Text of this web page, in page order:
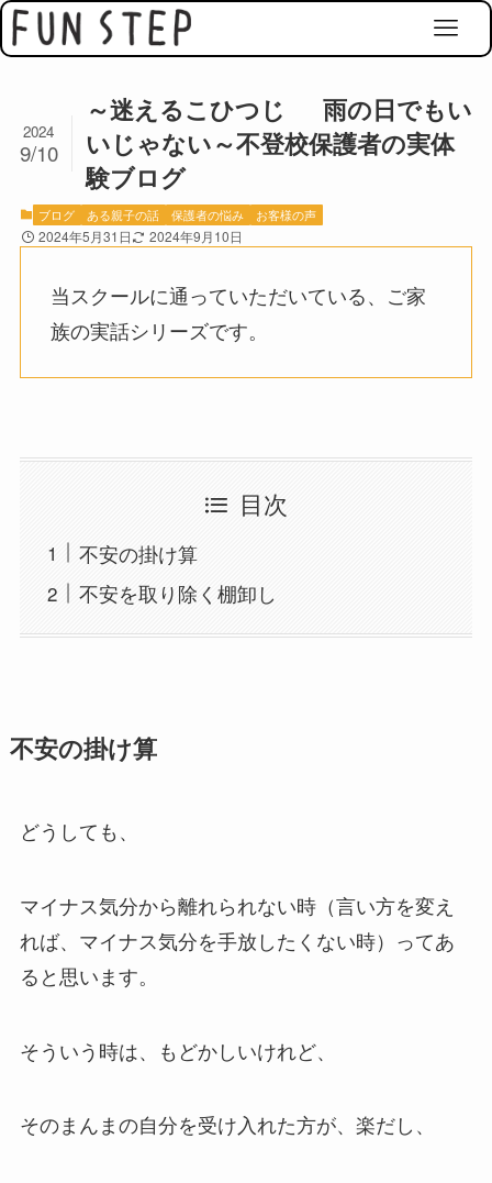
～迷えるこひつじ 雨の日でもい
いじゃない～不登校保護者の実体
験ブログ
2024
9/10
ブログ ある親子の話 保護者の悩み お客様の声
2024年5月31日 2024年9月10日
当スクールに通っていただいている、ご家
族の実話シリーズです。
目次
不安の掛け算
不安を取り除く棚卸し
不安の掛け算
どうしても、
マイナス気分から離れられない時（言い方を変え
れば、マイナス気分を手放したくない時）ってあ
ると思います。
そういう時は、もどかしいけれど、
そのまんまの自分を受け入れた方が、楽だし、